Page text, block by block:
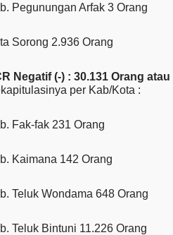
Pegunungan Arfak 3 Orang
Sorong 2.936 Orang
Negatif (-) : 30.131 Orang
per Kab/Kota :
Fak-fak 231 Orang
Kaimana 142 Orang
Teluk Wondama 648 Orang
Teluk Bintuni 11.226 Orang